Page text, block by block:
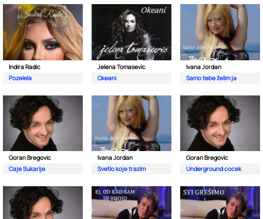
Indira Radic
Pozelela
Jelena Tomasevic
Okeani
Ivana Jordan
Samo tebe želim ja
Goran Bregovic
Caje Sukarije
Ivana Jordan
Svetlo koje trazim
Goran Bregovic
Underground cocek